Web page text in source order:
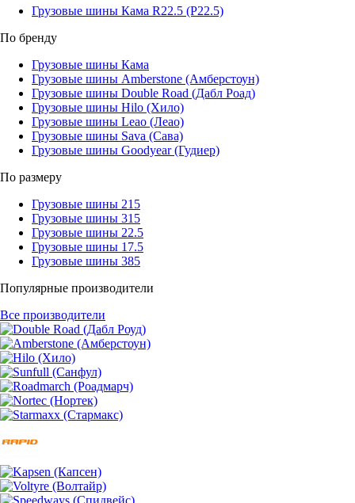
Грузовые шины Кама R22.5 (Р22.5)
По бренду
Грузовые шины Кама
Грузовые шины Amberstone (Амберстоун)
Грузовые шины Double Road (Дабл Роад)
Грузовые шины Hilo (Хило)
Грузовые шины Leao (Леао)
Грузовые шины Sava (Сава)
Грузовые шины Goodyear (Гудиер)
По размеру
Грузовые шины 215
Грузовые шины 315
Грузовые шины 22.5
Грузовые шины 17.5
Грузовые шины 385
Популярные производители
Все производители